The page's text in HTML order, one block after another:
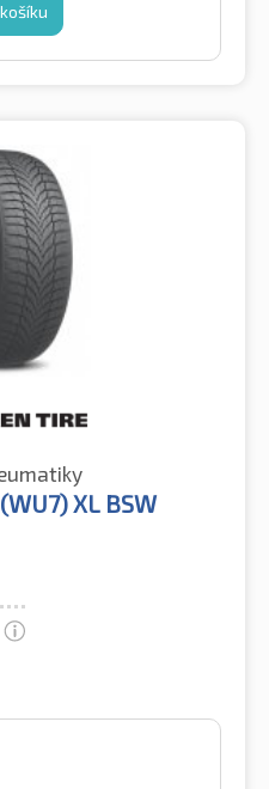
XL BSW